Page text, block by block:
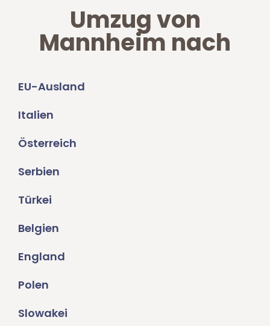
Umzug von
Mannheim nach
EU-Ausland
Italien
Österreich
Serbien
Türkei
Belgien
England
Polen
Slowakei